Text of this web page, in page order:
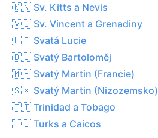
🇰🇳 Sv. Kitts a Nevis
🇻🇨 Sv. Vincent a Grenadiny
🇱🇨 Svatá Lucie
🇧🇱 Svatý Bartoloměj
🇲🇫 Svatý Martin (Francie)
🇸🇽 Svatý Martin (Nizozemsko)
🇹🇹 Trinidad a Tobago
🇹🇨 Turks a Caicos